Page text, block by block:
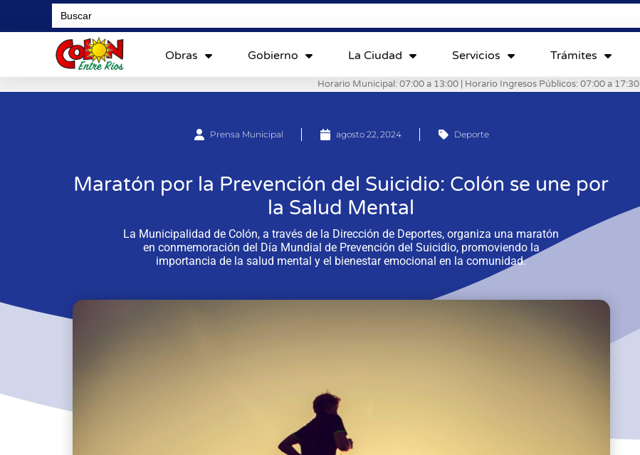
Search
for:
Obras Gobierno La Ciudad Servicios Trámites
Horario Municipal: 07:00 a 13:00 | Horario Ingresos Públicos: 07:00 a 17:30
Prensa Municipal agosto 22, 2024 Deporte
Maratón por la Prevención del Suicidio: Colón se une por
la Salud Mental
La Municipalidad de Colón, a través de la Dirección de Deportes, organiza una maratón
en conmemoración del Día Mundial de Prevención del Suicidio, promoviendo la
importancia de la salud mental y el bienestar emocional en la comunidad.